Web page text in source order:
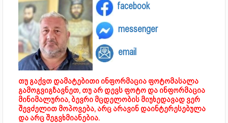
facebook
messenger
email
თუ გაქვთ დამატებითი ინფორმაცია ფოტომასალა
გამოგვიგზავნეთ, თუ არ დევს ფოტო და ინფორმაცია
მინიმალურია, ბევრი მცდელობის მიუხედავად ვერ
შევძელით მოპოვება, არც არავინ დაინტერესებულა
და არც შეგვხმიანებია.